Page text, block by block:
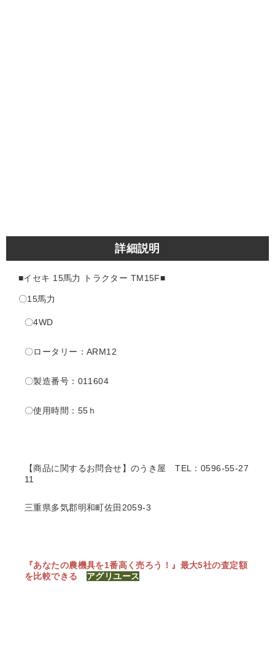
詳細説明
■イセキ 15馬力 トラクター TM15F■
〇15馬力
〇4WD
〇ロータリー：ARM12
〇製造番号：011604
〇使用時間：55ｈ
【商品に関するお問合せ】のうき屋TEL：0596-55-27
11
三重県多気郡明和町佐田2059-3
『あなたの農機具を1番高く売ろう！』 最大5社の査定額
を比較できる アグリユース